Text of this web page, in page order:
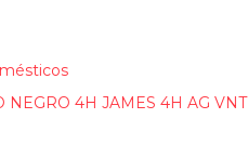
NEGRO 4H JAMES 4H AG VNT